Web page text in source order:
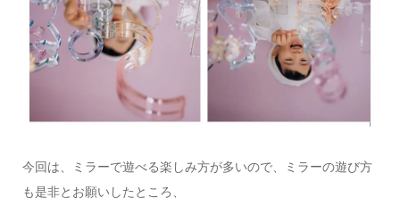
今回は、ミラーで遊べる楽しみ方が多いので、ミラーの遊び方
も是非とお願いしたところ、